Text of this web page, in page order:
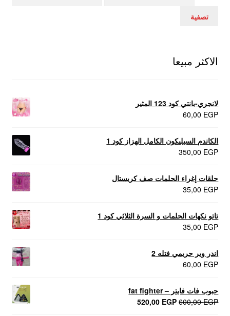
تصفية
الاكثر مبيعا
لانجري-بانتي كود 123 المثير
60,00 EGP
الكاندم السيليكون الكامل الهزاز كود 1
350,00 EGP
حلقات إغراء الحلمات صف كريستال
35,00 EGP
تاتو نكهات الحلمات و السرة الثلاثي كود 1
35,00 EGP
اندر وير حريمي فتله 2
60,00 EGP
حبوب فات فايتر – fat fighter
600,00EGP
السعر520,00 EGP
السعر